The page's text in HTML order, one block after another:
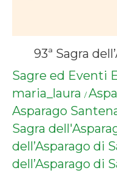
93ª Sagra
Sagre ed Eventi
maria_laura /
Asparago
Sagra
dell’Asparago di
dell’Asparago di